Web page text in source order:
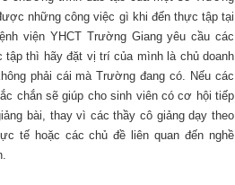
những công việc gì khi đến thực tập tại
viện YHCT Trường Giang yêu cầu các
thì hãy đặt vị trí của mình là chủ doanh
phải cái mà Trường đang có. Nếu các
chắn sẽ giúp cho sinh viên có cơ hội tiếp
bài, thay vì các thầy cô giảng dạy theo
tế hoặc các chủ đề liên quan đến nghề